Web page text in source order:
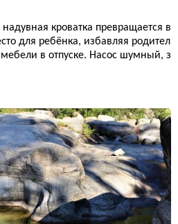
кроватка превращается в
для ребёнка, избавляя родител
в отпуске. Насос шумный, з